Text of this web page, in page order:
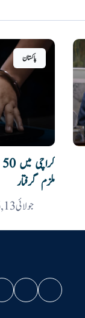
پاکستان
ملزم گرفتار
جولائی 13, 2026